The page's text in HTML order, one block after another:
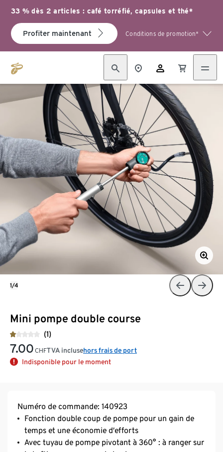
33 % dès 2 articles : café torréfié, capsules et thé*
Profiter maintenant Conditions de promotion*
Mini pompe double course
(1)
7.00 CHFTVA inclusehors frais de port
Indisponible pour le moment
1/4
Numéro de commande: 140923
Fonction double coup de pompe pour un gain de
temps et une économie d’efforts
Avec tuyau de pompe pivotant à 360° : à ranger sur